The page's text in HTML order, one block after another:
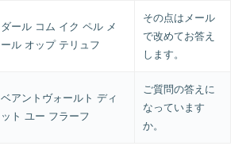
ダール コム イク ペル メ
ール オップ テリュフ
その点はメール
で改めてお答え
します。
ベアントヴォールト ディ
ット ユー フラーフ
ご質問の答えに
なっています
か。